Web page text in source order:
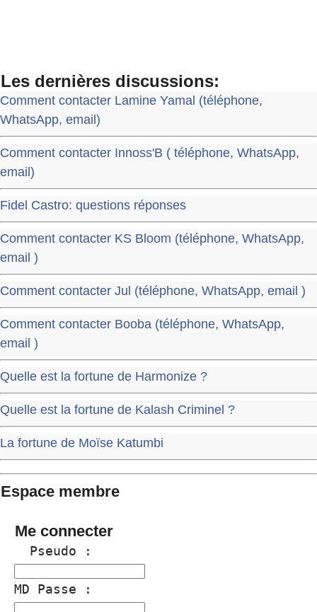
Les dernières discussions:
Comment contacter Lamine Yamal (téléphone,
WhatsApp, email)
Comment contacter Innoss'B ( téléphone, WhatsApp,
email)
Fidel Castro: questions réponses
Comment contacter KS Bloom (téléphone, WhatsApp,
email )
Comment contacter Jul (téléphone, WhatsApp, email )
Comment contacter Booba (téléphone, WhatsApp,
email )
Quelle est la fortune de Harmonize ?
Quelle est la fortune de Kalash Criminel ?
La fortune de Moïse Katumbi
Espace membre
Me connecter
  Pseudo :
MD Passe :